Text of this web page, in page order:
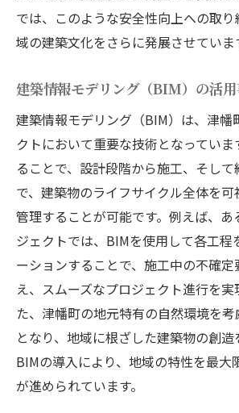
では、このような安全性向上への取
域の建築文化をさらに発展させていま
建築情報モデリング（BIM）の活
建築情報モデリング（BIM）は、津幡
クトにおいて重要な技術となってい
ることで、設計段階から施工、そし
で、建築物のライフサイクル全体を
管理することが可能です。例えば、あ
ジェクトでは、BIMを使用して各工程
ーションすることで、施工中の不確
え、スムーズなプロジェクト進行を
た、津幡町の地元特有の自然環境を
となり、地域に根ざした建築物の創造
BIMの導入により、地域の特性を最大
が進められています。